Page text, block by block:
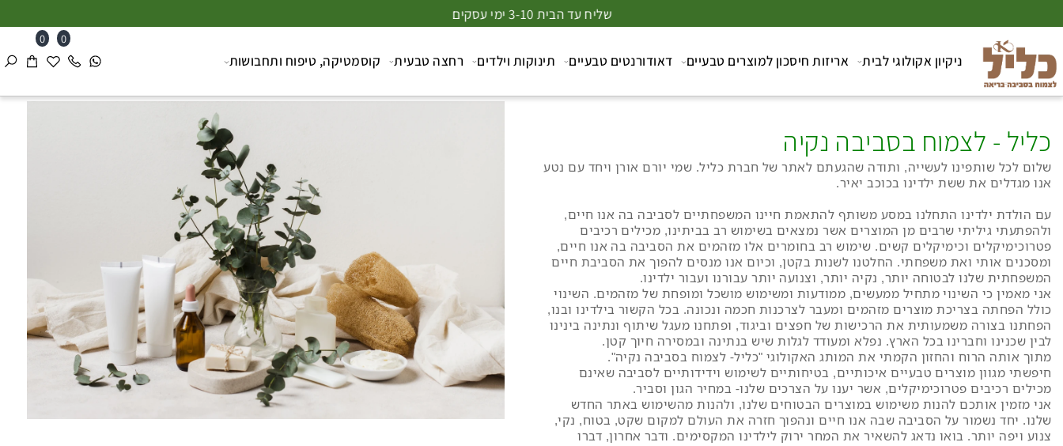
שליח עד הבית 3-10 ימי עסקים
0 0
ניקיון אקולוגי לבית אריזות חיסכון למוצרים טבעיים דאודורנטים טבעיים תינוקות וילדים רחצה טבעית קוסמטיקה, טיפוח ותחבושות
- לצמוח בסביבה נקיה
שותפינו לעשייה, ותודה שהגעתם לאתר של חברת כליל. שמי יורם אורן ויחד עם נטע
את ששת ילדינו בכוכב יאיר.
ילדינו התחלנו במסע משותף להתאמת חיינו המשפחתיים לסביבה בה אנו חיים,
גיליתי שרבים מן המוצרים אשר נמצאים בשימוש רב בביתינו, מכילים רכיבים
וכימיקלים קשים. שימוש רב בחומרים אלו מזהמים את הסביבה בה אנו חיים,
אותי ואת משפחתי. החלטנו לשנות בקטן, וכיום אנו מנסים להפוך את הסביבת חיים
שלנו לבטוחה יותר, נקיה יותר, וצנועה יותר עבורנו ועבור ילדינו.
כי השינוי מתחיל ממעשים, ממודעות ומשימוש מושכל ומופחת של מזהמים. השינוי
בצריכת מוצרים מזהמים ומעבר לצרכנות חכמה ונכונה. בכל הקשור בילדינו ובנו,
בצורה משמעותית את הרכישות של חפצים וביגוד, ופתחנו מעגל שיתוף ונתינה בינינו
וחברינו בכל הארץ. נפלא ומעודד לגלות שיש בנתינה ובמסירה חיוך קטן.
הרוח והחזון הקמתי את המותג האקולוגי "כליל- לצמוח בסביבה נקיה".
מגוון מוצרים טבעיים איכותיים, בטיחותיים לשימוש וידידותיים לסביבה שאינם
רכיבים פטרוכימיקלים, אשר יענו על הצרכים שלנו- במחיר הגון וסביר.
אותכם להנות משימוש במוצרים הבטוחים שלנו, ולהנות מהשימוש באתר החדש
יחד נשמור על הסביבה שבה אנו חיים ונהפוך חזרה את העולם למקום שקט, בטוח, נקי,